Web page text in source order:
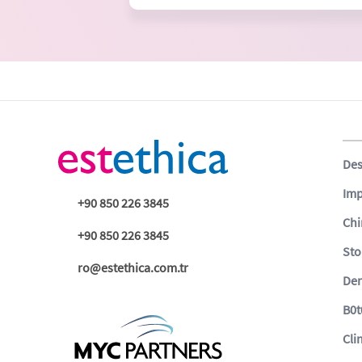
+90 850 226 3845
+90 850 226 3845
ro@estethica.com.tr